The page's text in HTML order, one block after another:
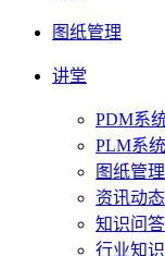
图纸管理
讲堂
PDM系
PLM系统
图纸管理
资讯动态
知识问答
行业知识